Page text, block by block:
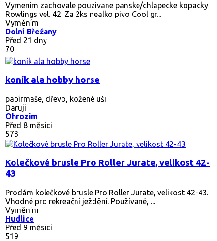
Vymenim zachovale pouzivane panske/chlapecke kopacky
Rowlings vel. 42. Za 2ks nealko pivo Cool gr...
Vyměním
Dolní Břežany
Před 21 dny
70
koník ala hobby horse
papírmaše, dřevo, kožené uši
Daruji
Ohrozim
Před 8 měsíci
573
Kolečkové brusle Pro Roller Jurate, velikost 42-
43
Prodám kolečkové brusle Pro Roller Jurate, velikost 42-43.
Vhodné pro rekreační ježdění. Používané, ...
Vyměním
Hudlice
Před 9 měsíci
519